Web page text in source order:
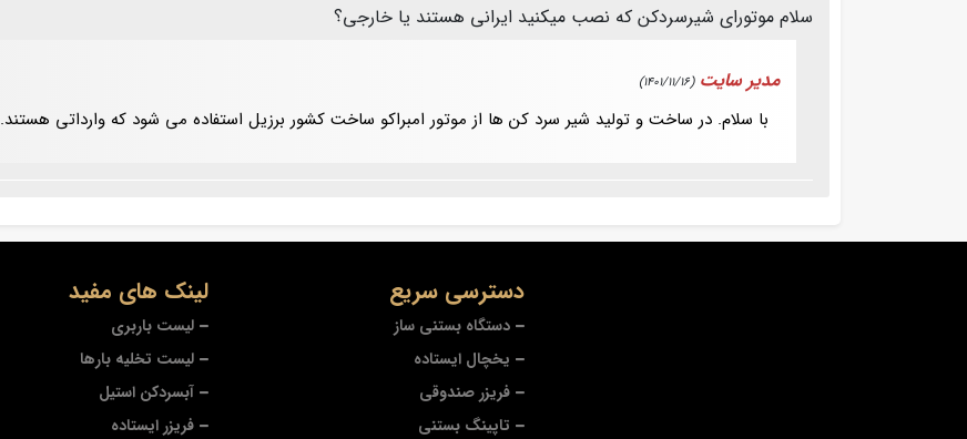
سلام موتورای شیرسردکن که نصب میکنید ایرانی هستند یا خارجی؟
مدیر سایت (1401/11/16)
با سلام. در ساخت و تولید شیر سرد کن ها از موتور امبراکو ساخت کشور برزیل استفاده می شود که وارداتی هستند.
دسترسی سریع
دستگاه بستنی ساز
یخچال ایستاده
فریزر صندوقی
تاپینگ بستنی
لینک های مفید
لیست باربری
لیست تخلیه بارها
آبسردکن استیل
فریزر ایستاده